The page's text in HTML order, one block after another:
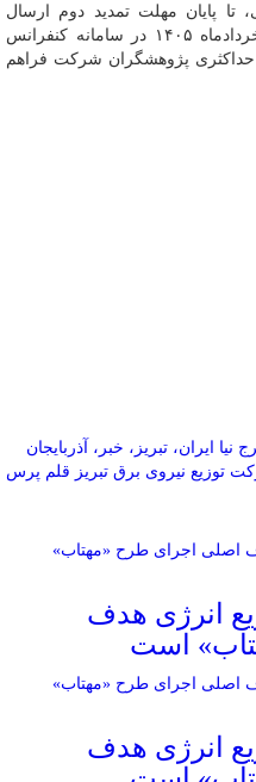
پایان مهلت تمدید دوم ارسال
چکیده مقالات کنفرانس در تاریخ ۱۵ خردادماه ۱۴۰۵ در سامانه کنفرانس
حداکثری پژوهشگران شرکت فراهم
نیا
ایران، تبریز، خبر، آذربایجان
توزیع نیروی برق تبریز قلم پرس
انرژی هدف
است
انرژی هدف